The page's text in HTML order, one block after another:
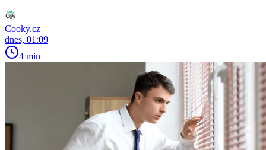
Cooky.cz
dnes, 01:09
4 min